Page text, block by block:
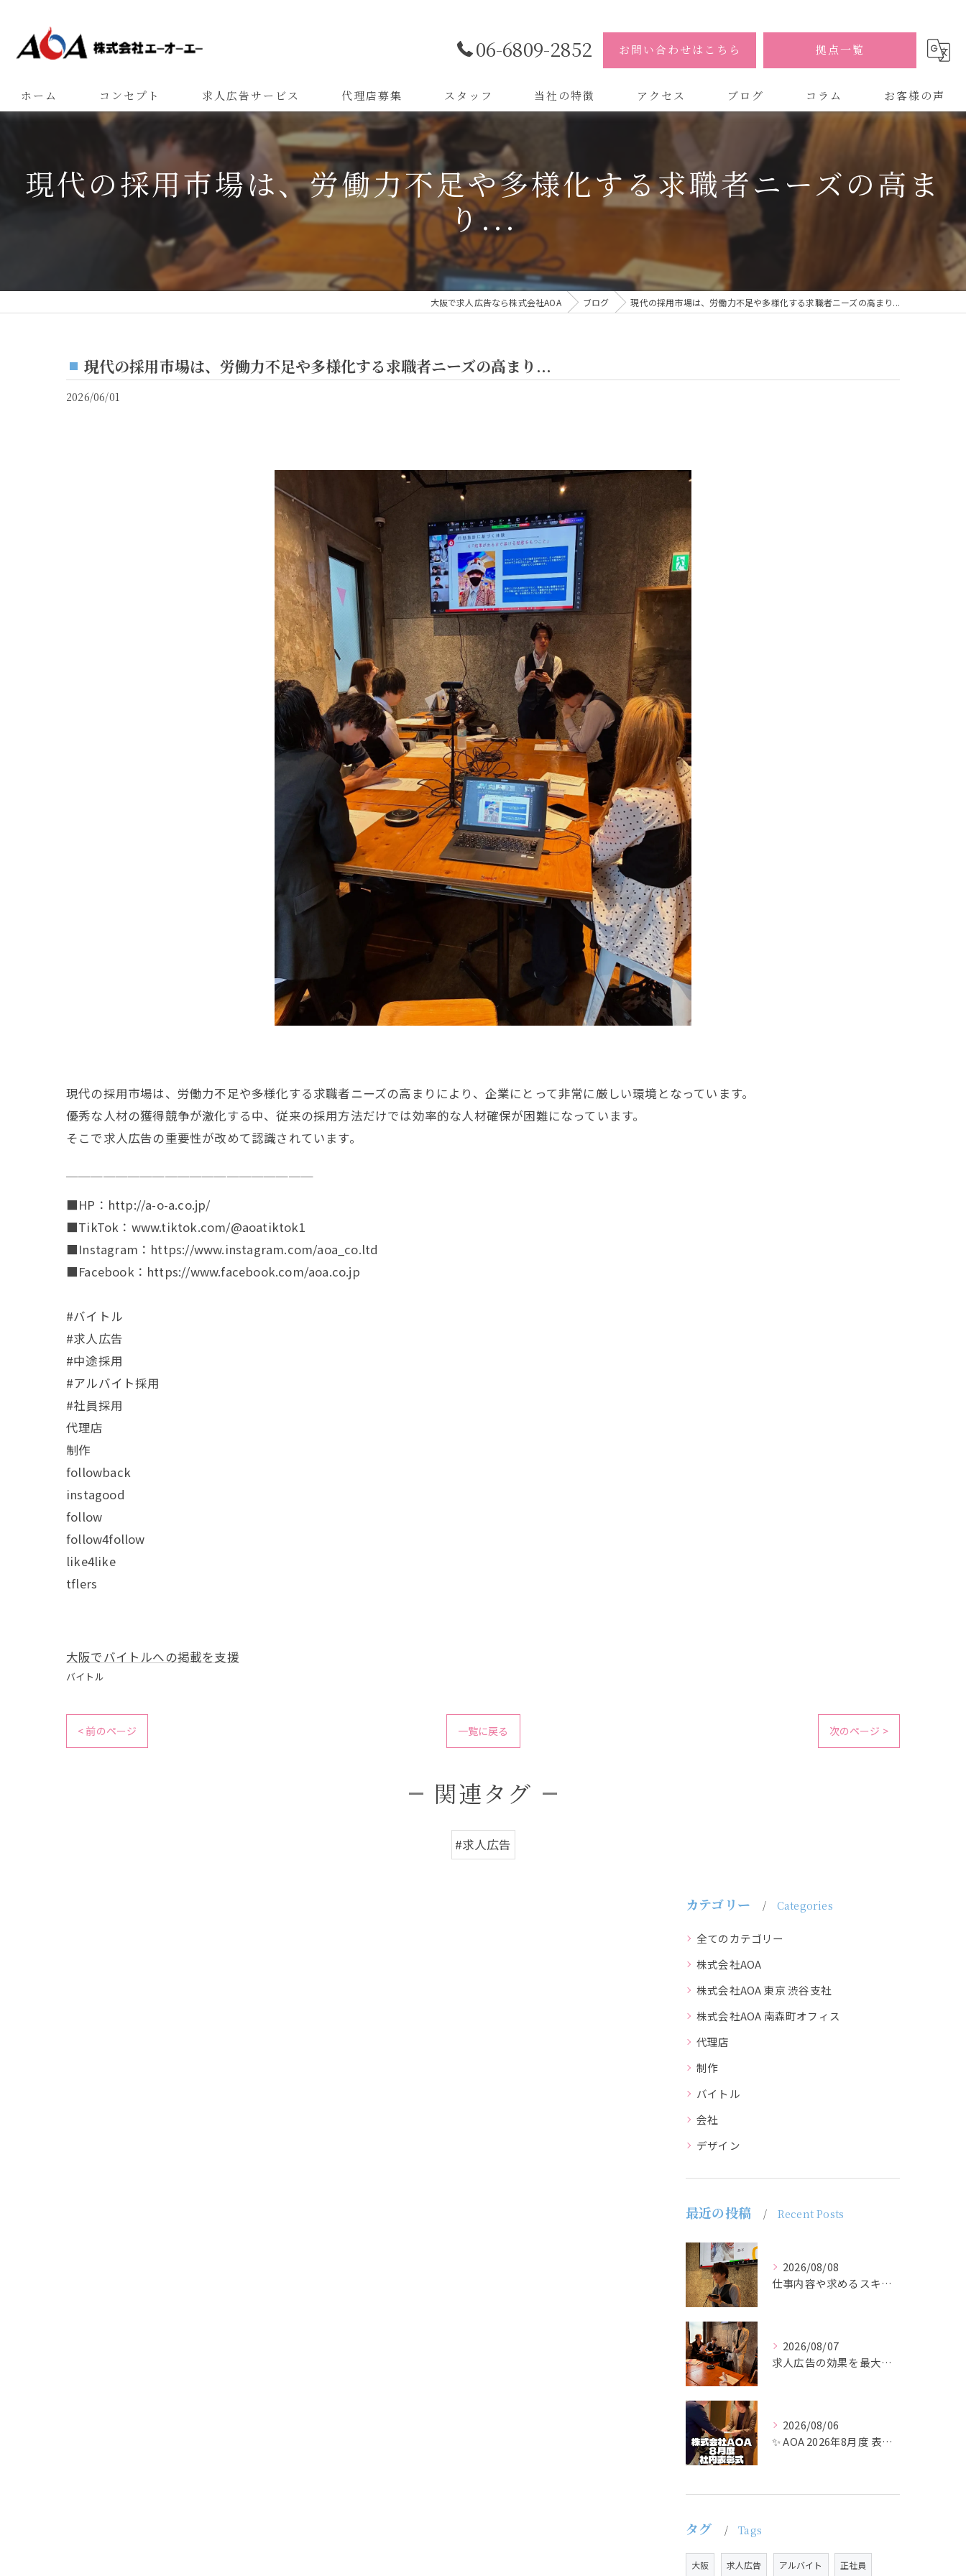
06-6809-2852 お問い合わせはこちら 拠点一覧
ホーム コンセプト 求人広告サービス 代理店募集 スタッフ 当社の特徴
制作
バイトル
会社
デザイン
アクセス
株式会社AOA 東京 渋谷オフィス
株式会社AOA 南森町オフィス
ブログ コラム お客様の声
現代の採用市場は、労働力不足や多様化する求職者ニーズの高ま
り...
大阪で求人広告なら株式会社AOA ブログ 現代の採用市場は、労働力不足や多様化する求職者ニーズの高まり...
現代の採用市場は、労働力不足や多様化する求職者ニーズの高まり...
2026/06/01
現代の採用市場は、労働力不足や多様化する求職者ニーズの高まりにより、企業にとって非常に厳しい環境となっています。
優秀な人材の獲得競争が激化する中、従来の採用方法だけでは効率的な人材確保が困難になっています。
そこで求人広告の重要性が改めて認識されています。
￣￣￣￣￣￣￣￣￣￣￣￣￣￣￣￣￣￣￣￣
■HP：http://a-o-a.co.jp/
■TikTok：www.tiktok.com/@aoatiktok1
■Instagram：https://www.instagram.com/aoa_co.ltd
■Facebook：https://www.facebook.com/aoa.co.jp
#バイトル
#求人広告
#中途採用
#アルバイト採用
#社員採用
代理店
制作
followback
instagood
follow
follow4follow
like4like
tflers
大阪でバイトルへの掲載を支援
バイトル
< 前のページ 一覧に戻る 次のページ >
関連タグ
#求人広告
カテゴリー Categories
全てのカテゴリー
株式会社AOA
株式会社AOA 東京 渋谷支社
株式会社AOA 南森町オフィス
代理店
制作
バイトル
会社
デザイン
最近の投稿 Recent Posts
2026/08/08
仕事内容や求めるスキルを明確にし、ターゲット層に響くメッセー...
2026/08/07
求人広告の効果を最大化するために最も重要なのは、掲載タイミン...
2026/08/06
✨ AOA 2026年8月度 表彰式レポート ✨
タグ Tags
大阪 求人広告 アルバイト 正社員